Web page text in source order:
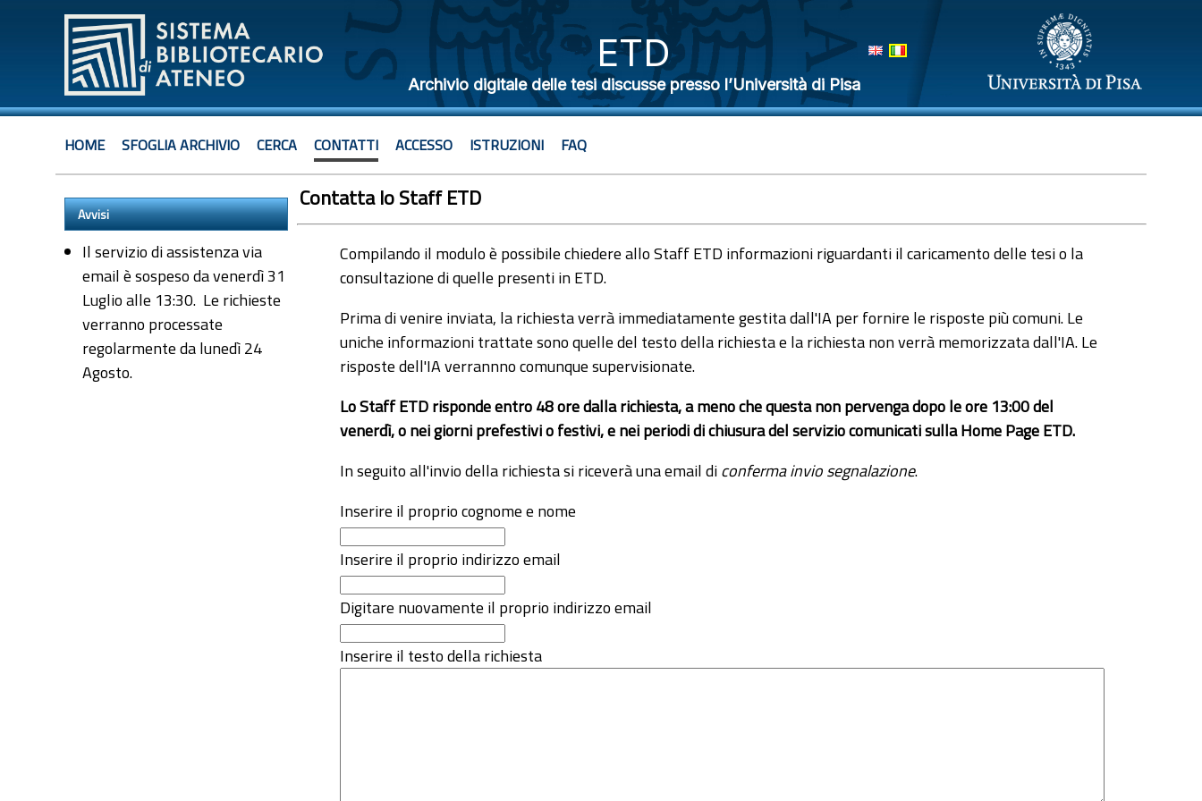
ETD
Archivio digitale delle tesi discusse presso l’Università di Pisa
HOME SFOGLIA ARCHIVIO CERCA CONTATTI ACCESSO ISTRUZIONI FAQ
Avvisi
Il servizio di assistenza via
email è sospeso da venerdì 31
Luglio alle 13:30. Le richieste
verranno processate
regolarmente da lunedì 24
Agosto.
Contatta lo Staff ETD
Compilando il modulo è possibile chiedere allo Staff ETD informazioni riguardanti il caricamento delle tesi o la
consultazione di quelle presenti in ETD.
Prima di venire inviata, la richiesta verrà immediatamente gestita dall'IA per fornire le risposte più comuni. Le
uniche informazioni trattate sono quelle del testo della richiesta e la richiesta non verrà memorizzata dall'IA. Le
risposte dell'IA verrannno comunque supervisionate.
Lo Staff ETD risponde entro 48 ore dalla richiesta, a meno che questa non pervenga dopo le ore 13:00 del
venerdì, o nei giorni prefestivi o festivi, e nei periodi di chiusura del servizio comunicati sulla Home Page ETD.
In seguito all'invio della richiesta si riceverà una email diconferma invio segnalazione.
Inserire il proprio cognome e nome
Inserire il proprio indirizzo email
Digitare nuovamente il proprio indirizzo email
Inserire il testo della richiesta